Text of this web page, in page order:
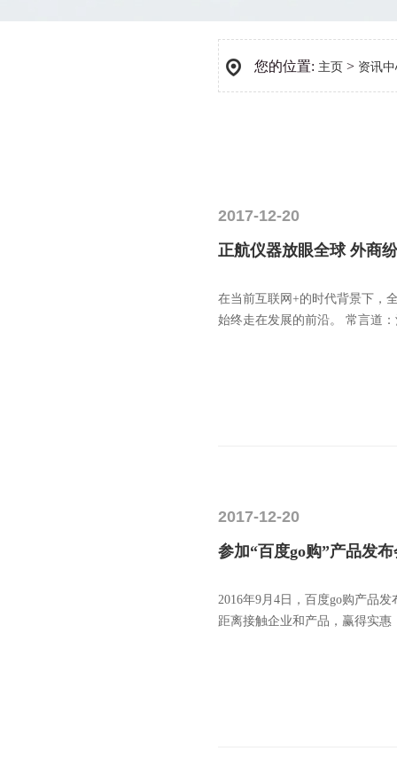
您的位置: 主页 > 资讯
2017-12-20
正航仪器放眼全球 外商
在当前互联网+的时代背景下，
始终走在发展的前沿。 常言道
2017-12-20
参加“百度go购”产品发
2016年9月4日，百度go购产品
距离接触企业和产品，赢得实惠